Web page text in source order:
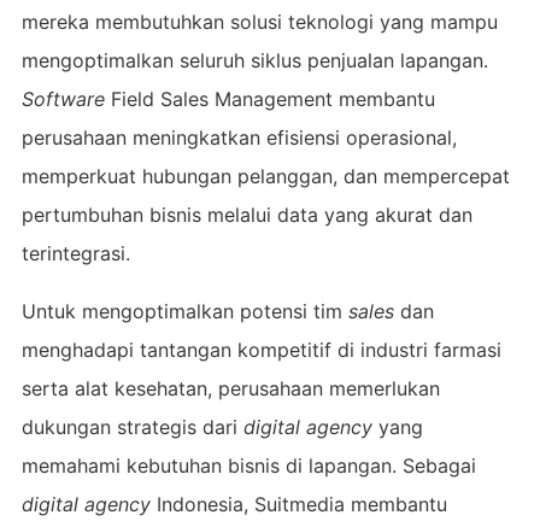
mereka membutuhkan solusi teknologi yang mampu
mengoptimalkan seluruh siklus penjualan lapangan.
SoftwareField Sales Management membantu
perusahaan meningkatkan efisiensi operasional,
memperkuat hubungan pelanggan, dan mempercepat
pertumbuhan bisnis melalui data yang akurat dan
terintegrasi.
Untuk mengoptimalkan potensi tim salesdan
menghadapi tantangan kompetitif di industri farmasi
serta alat kesehatan, perusahaan memerlukan
dukungan strategis dari digital agency yang
memahami kebutuhan bisnis di lapangan. Sebagai
digital agency Indonesia, Suitmedia membantu